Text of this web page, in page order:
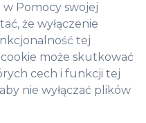
w Pomocy swojej
że wyłączenie
tej
może skutkować
cech i funkcji tej
nie wyłączać plików